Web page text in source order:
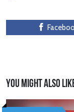
You might also